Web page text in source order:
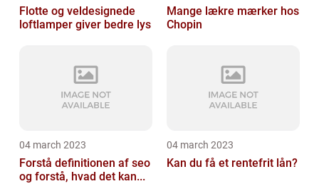
Flotte og veldesignede
loftlamper giver bedre lys
Mange lækre mærker hos
Chopin
04 march 2023
Forstå definitionen af seo
og forstå, hvad det kan...
04 march 2023
Kan du få et rentefrit lån?